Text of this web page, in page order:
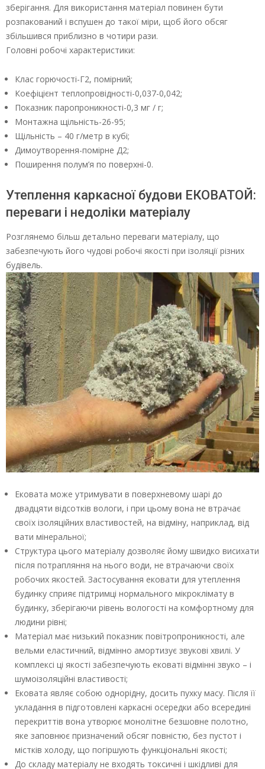
зберігання. Для використання матеріал повинен бути
розпакований і вспушен до такої міри, щоб його обсяг
збільшився приблизно в чотири рази.
Головні робочі характеристики:
Клас горючості-Г2, помірний;
Коефіцієнт теплопровідності-0,037-0,042;
Показник паропроникності-0,3 мг / г;
Монтажна щільність-26-95;
Щільність – 40 г/метр в кубі;
Димоутворення-помірне Д2;
Поширення полум’я по поверхні-0.
Утеплення каркасної будови ЕКОВАТОЙ:
переваги і недоліки матеріалу
Розглянемо більш детально переваги матеріалу, що
забезпечують його чудові робочі якості при ізоляції різних
будівель.
Ековата може утримувати в поверхневому шарі до
двадцяти відсотків вологи, і при цьому вона не втрачає
своїх ізоляційних властивостей, на відміну, наприклад, від
вати мінеральної;
Структура цього матеріалу дозволяє йому швидко висихати
після потрапляння на нього води, не втрачаючи своїх
робочих якостей. Застосування ековати для утеплення
будинку сприяє підтримці нормального мікроклімату в
будинку, зберігаючи рівень вологості на комфортному для
людини рівні;
Матеріал має низький показник повітропроникності, але
вельми еластичний, відмінно амортизує звукові хвилі. У
комплексі ці якості забезпечують ековаті відмінні звуко – і
шумоізоляційні властивості;
Ековата являє собою однорідну, досить пухку масу. Після її
укладання в підготовлені каркасні осередки або всередині
перекриттів вона утворює монолітне безшовне полотно,
яке заповнює призначений обсяг повністю, без пустот і
містків холоду, що погіршують функціональні якості;
До складу матеріалу не входять токсичні і шкідливі для